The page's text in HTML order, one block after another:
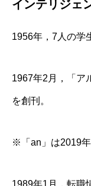
インテリジェ
1956年，7人の学
1967年2月，「ア
を創刊。
※「an」は2019年
1989年1月，転職